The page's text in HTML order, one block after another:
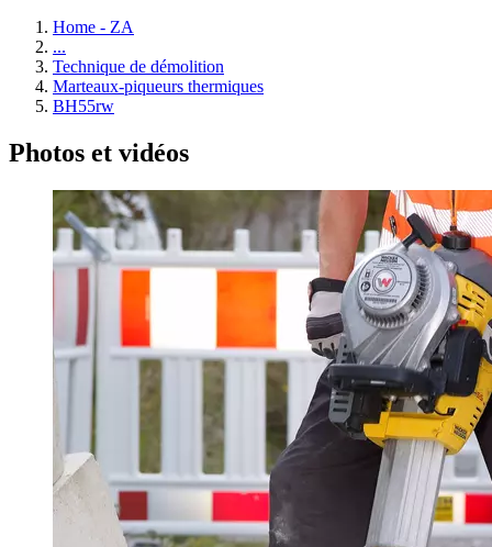
Home - ZA
...
Technique de démolition
Marteaux-piqueurs thermiques
BH55rw
Photos et vidéos